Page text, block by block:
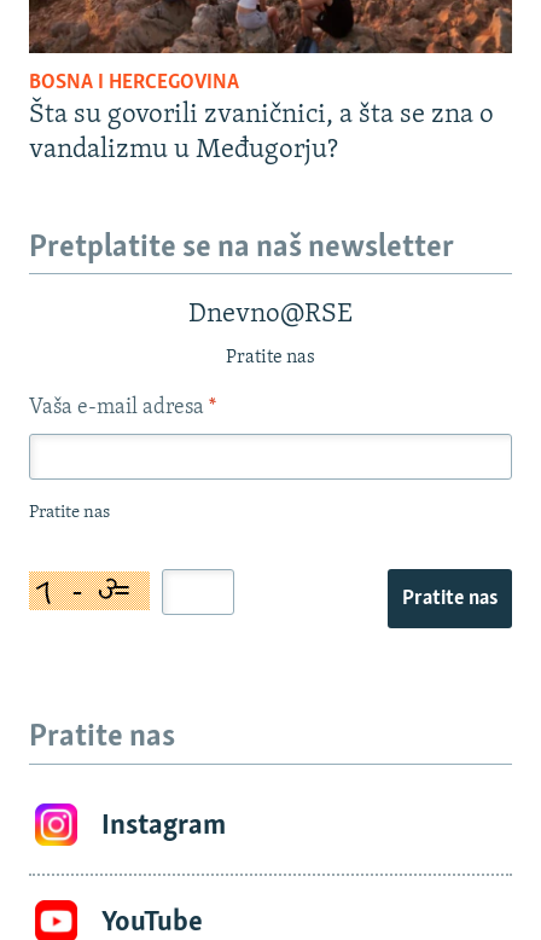
BOSNA I HERCEGOVINA
Šta su govorili zvaničnici, a šta se zna o
vandalizmu u Međugorju?
Pretplatite se na naš newsletter
Dnevno@RSE
Pratite nas
Vaša e-mail adresa *
Pratite nas
Pratite nas
Pratite nas
Instagram
YouTube